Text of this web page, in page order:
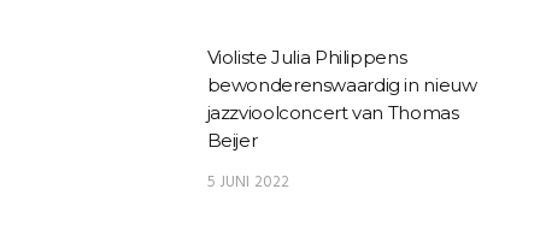
Violiste Julia Philippens
bewonderenswaardig in nieuw
jazzvioolconcert van Thomas
Beijer
5 JUNI 2022